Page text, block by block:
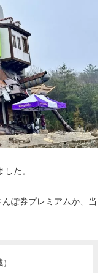
た。
ぽ券プレミアムか、当